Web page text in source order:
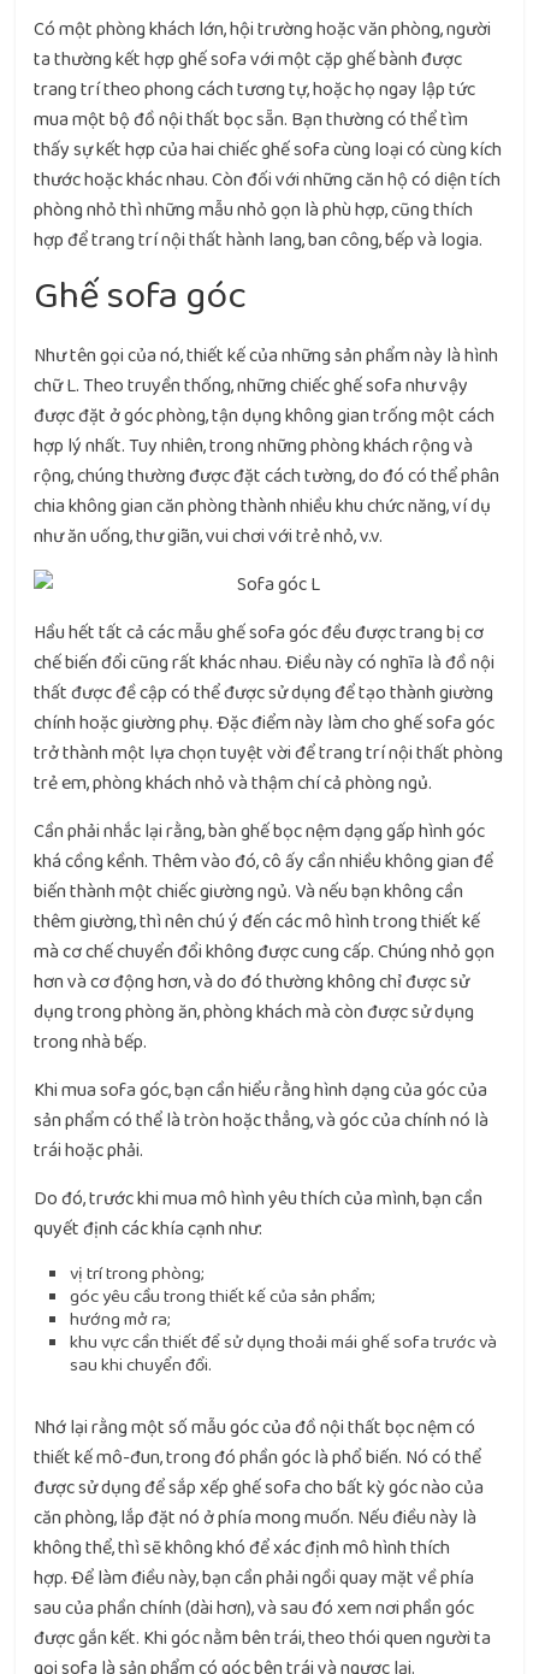
Có một phòng khách lớn, hội trường hoặc văn phòng, người
ta thường kết hợp ghế sofa với một cặp ghế bành được
trang trí theo phong cách tương tự, hoặc họ ngay lập tức
mua một bộ đồ nội thất bọc sẵn. Bạn thường có thể tìm
thấy sự kết hợp của hai chiếc ghế sofa cùng loại có cùng kích
thước hoặc khác nhau. Còn đối với những căn hộ có diện tích
phòng nhỏ thì những mẫu nhỏ gọn là phù hợp, cũng thích
hợp để trang trí nội thất hành lang, ban công, bếp và logia.
Ghế sofa góc
Như tên gọi của nó, thiết kế của những sản phẩm này là hình
chữ L. Theo truyền thống, những chiếc ghế sofa như vậy
được đặt ở góc phòng, tận dụng không gian trống một cách
hợp lý nhất. Tuy nhiên, trong những phòng khách rộng và
rộng, chúng thường được đặt cách tường, do đó có thể phân
chia không gian căn phòng thành nhiều khu chức năng, ví dụ
như ăn uống, thư giãn, vui chơi với trẻ nhỏ, v.v.
Hầu hết tất cả các mẫu ghế sofa góc đều được trang bị cơ
chế biến đổi cũng rất khác nhau. Điều này có nghĩa là đồ nội
thất được đề cập có thể được sử dụng để tạo thành giường
chính hoặc giường phụ. Đặc điểm này làm cho ghế sofa góc
trở thành một lựa chọn tuyệt vời để trang trí nội thất phòng
trẻ em, phòng khách nhỏ và thậm chí cả phòng ngủ.
Cần phải nhắc lại rằng, bàn ghế bọc nệm dạng gấp hình góc
khá cồng kềnh. Thêm vào đó, cô ấy cần nhiều không gian để
biến thành một chiếc giường ngủ. Và nếu bạn không cần
thêm giường, thì nên chú ý đến các mô hình trong thiết kế
mà cơ chế chuyển đổi không được cung cấp. Chúng nhỏ gọn
hơn và cơ động hơn, và do đó thường không chỉ được sử
dụng trong phòng ăn, phòng khách mà còn được sử dụng
trong nhà bếp.
Khi mua sofa góc, bạn cần hiểu rằng hình dạng của góc của
sản phẩm có thể là tròn hoặc thẳng, và góc của chính nó là
trái hoặc phải.
Do đó, trước khi mua mô hình yêu thích của mình, bạn cần
quyết định các khía cạnh như:
vị trí trong phòng;
góc yêu cầu trong thiết kế của sản phẩm;
hướng mở ra;
khu vực cần thiết để sử dụng thoải mái ghế sofa trước và
sau khi chuyển đổi.
Nhớ lại rằng một số mẫu góc của đồ nội thất bọc nệm có
thiết kế mô-đun, trong đó phần góc là phổ biến. Nó có thể
được sử dụng để sắp xếp ghế sofa cho bất kỳ góc nào của
căn phòng, lắp đặt nó ở phía mong muốn. Nếu điều này là
không thể, thì sẽ không khó để xác định mô hình thích
hợp. Để làm điều này, bạn cần phải ngồi quay mặt về phía
sau của phần chính (dài hơn), và sau đó xem nơi phần góc
được gắn kết. Khi góc nằm bên trái, theo thói quen người ta